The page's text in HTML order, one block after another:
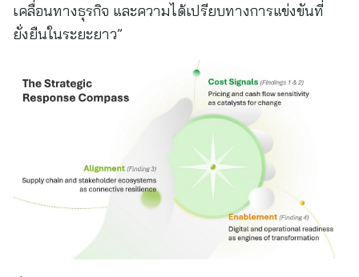
เคลื่อนทางธุรกิจ และความได้เปรียบทางการแข่งขันที่
ยั่งยืนในระยะยาว”